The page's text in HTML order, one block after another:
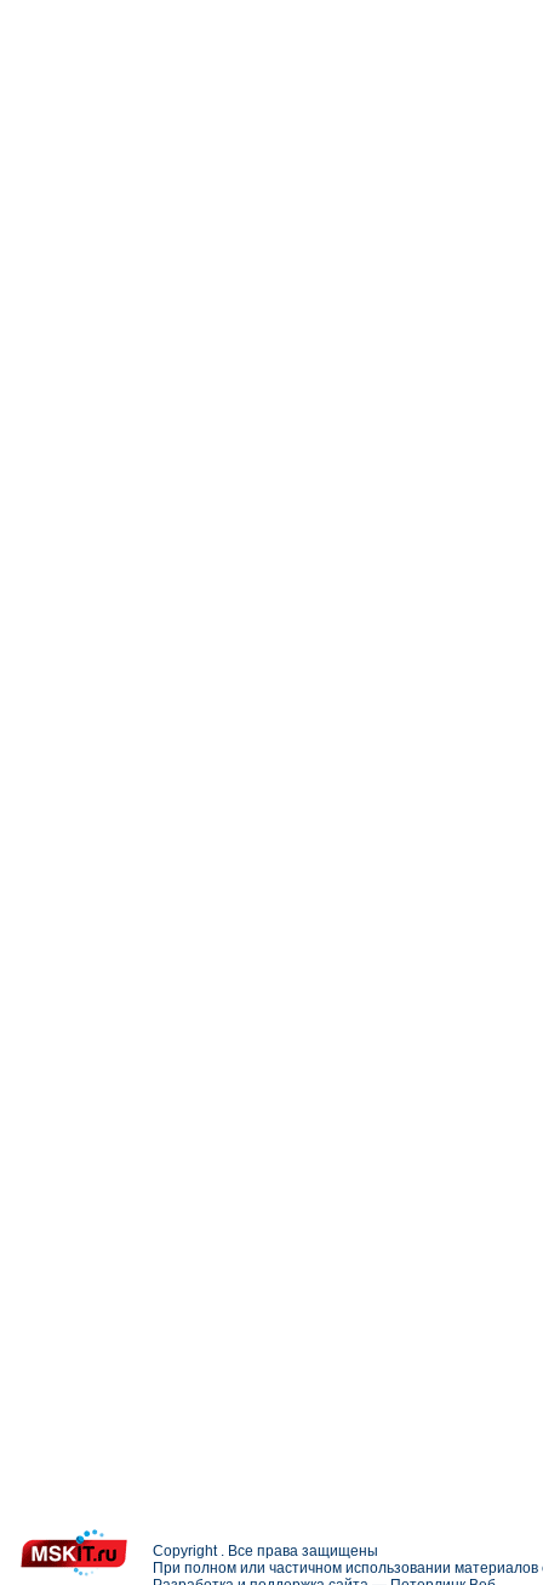
Copyright . Все права защищены
При полном или частичном использовании